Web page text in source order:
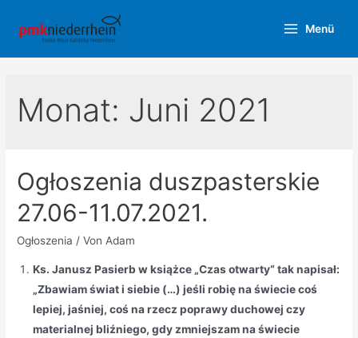
Inhalt
Menü
Monat: Juni 2021
Ogłoszenia duszpasterskie
27.06-11.07.2021.
Ogłoszenia / VonAdam
Ks. Janusz Pasierb w książce „Czas otwarty“ tak napisał:
„Zbawiam świat i siebie (…) jeśli robię na świecie coś
lepiej, jaśniej, coś na rzecz poprawy duchowej czy
materialnej bliźniego, gdy zmniejszam na świecie